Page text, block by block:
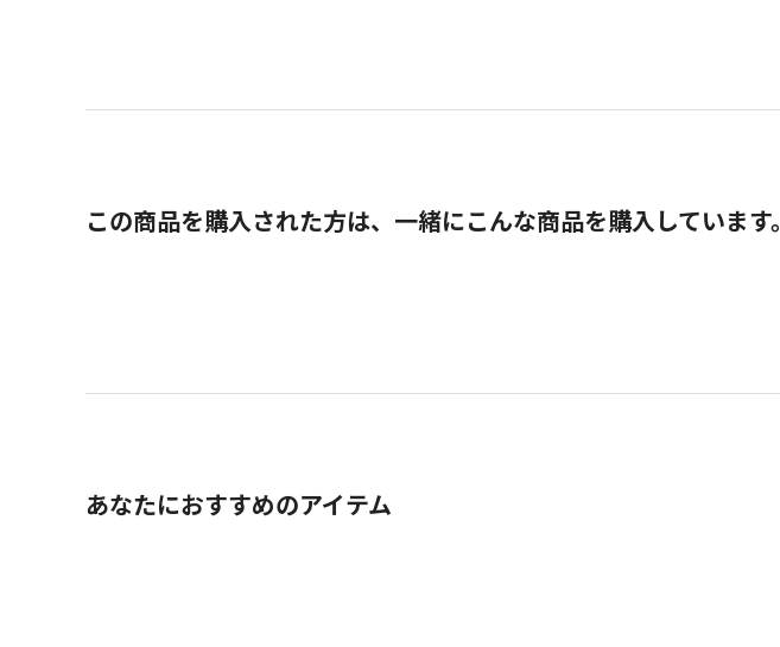
この商品を購入された方は、一緒にこんな商品を購入しています。
あなたにおすすめのアイテム